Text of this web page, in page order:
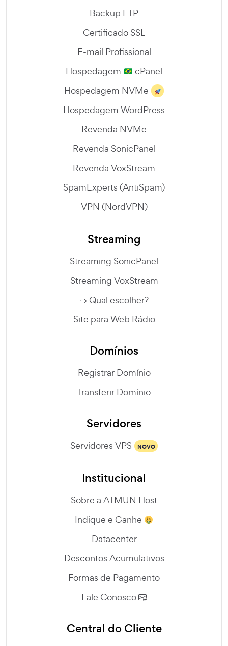
Backup FTP
Certificado SSL
E-mail Profissional
Hospedagem
cPanel
Hospedagem NVMe
Hospedagem WordPress
Revenda NVMe
Revenda SonicPanel
Revenda VoxStream
SpamExperts (AntiSpam)
VPN (NordVPN)
Streaming
Streaming SonicPanel
Streaming VoxStream
Qual escolher?
Site para Web Rádio
Domínios
Registrar Domínio
Transferir Domínio
Servidores
Servidores VPS NOVO
Institucional
Sobre a ATMUN Host
Indique e Ganhe
Datacenter
Descontos Acumulativos
Formas de Pagamento
Fale Conosco
Central do Cliente